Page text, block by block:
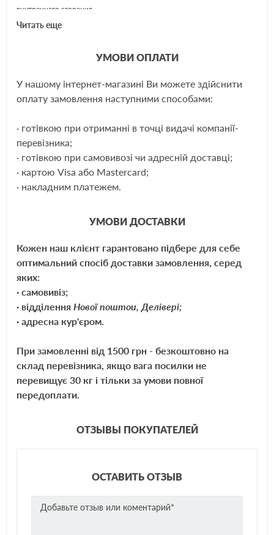
внутреннего сгорания.
время своего развития компанией разработано более 300
автомобилей. Всего же номенклатура предусматривает более 2000
вариантов фильтров.
Применяемость:
Ford Focus, C-Max, Mazda 3, Volvo C30, C70 II, S40 II, V50. 1.4-
2.5,98-
Mann WK614/46
Wix
Purflux EP216
ЕЩЁ
Читать еще
УМОВИ ОПЛАТИ
У нашому інтернет-магазині Ви можете здійснити
оплату замовлення наступними способами:
· готівкою при отриманні в точці видачі компанії-
перевізника;
· готівкою при самовивозі чи адресній доставці;
· картою Visa або Mastercard;
· накладним платежем.
УМОВИ ДОСТАВКИ
Кожен наш клієнт гарантовано підбере для себе
оптимальний спосіб доставки замовлення, серед
яких:
· самовивіз;
· відділення Нової поштои, Делівері;
· адресна кур'єром.
При замовленні від 1500 грн - безкоштовно на
склад перевізника, якщо вага посилки не
перевищує 30 кг і тільки за умови повної
передоплати.
ОТЗЫВЫ ПОКУПАТЕЛЕЙ
ОСТАВИТЬ ОТЗЫВ